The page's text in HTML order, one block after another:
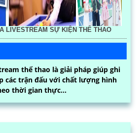
LIVESTREAM SỰ KIỆN THỂ THAO
thể thao là giải pháp giúp ghi
các trận đấu với chất lượng hình
thời gian thực...